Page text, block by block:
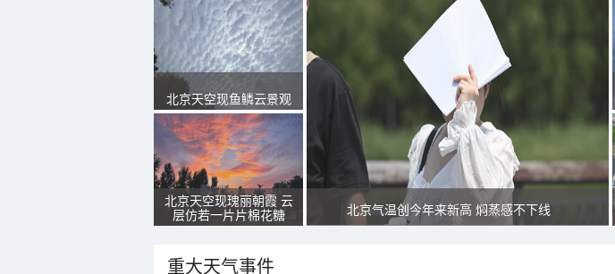
北京天空现鱼鳞云景观
北京天空现瑰丽朝霞 云
层仿若一片片棉花糖
北京气温创今年来新高 焖蒸感不下线
重大天气事件